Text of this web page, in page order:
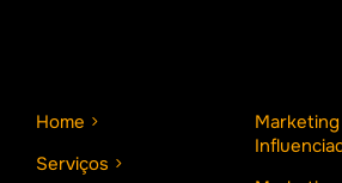
Home
Serviços